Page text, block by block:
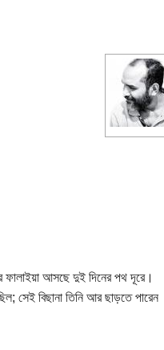
ফালাইয়া আসছে দুই দিনের পথ দূরে।
সেই বিছানা তিনি আর ছাড়তে পারেন